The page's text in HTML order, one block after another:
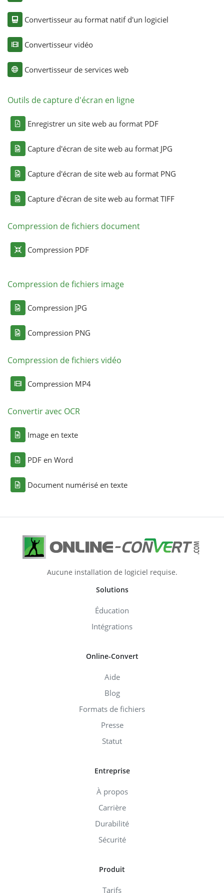
Convertisseur au format natif d'un logiciel
Convertisseur vidéo
Convertisseur de services web
Outils de capture d'écran en ligne
Enregistrer un site web au format PDF
Capture d'écran de site web au format JPG
Capture d'écran de site web au format PNG
Capture d'écran de site web au format TIFF
Compression de fichiers document
Compression PDF
Compression de fichiers image
Compression JPG
Compression PNG
Compression de fichiers vidéo
Compression MP4
Convertir avec OCR
Image en texte
PDF en Word
Document numérisé en texte
Aucune installation de logiciel requise.
Solutions
Éducation
Intégrations
Online-Convert
Aide
Blog
Formats de fichiers
Presse
Statut
Entreprise
À propos
Carrière
Durabilité
Sécurité
Produit
Tarifs